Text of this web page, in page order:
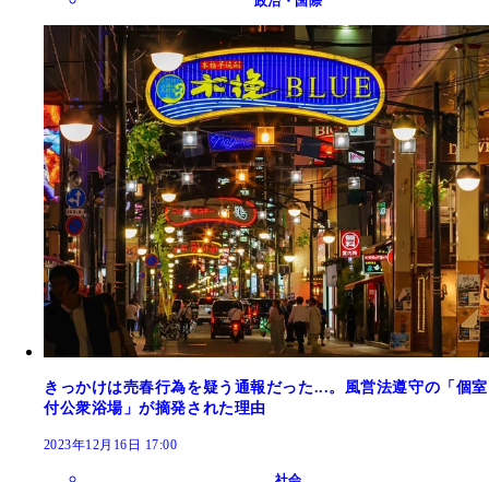
きっかけは売春行為を疑う通報だった...。風営法遵守の「個室
付公衆浴場」が摘発された理由
2023年12月16日 17:00